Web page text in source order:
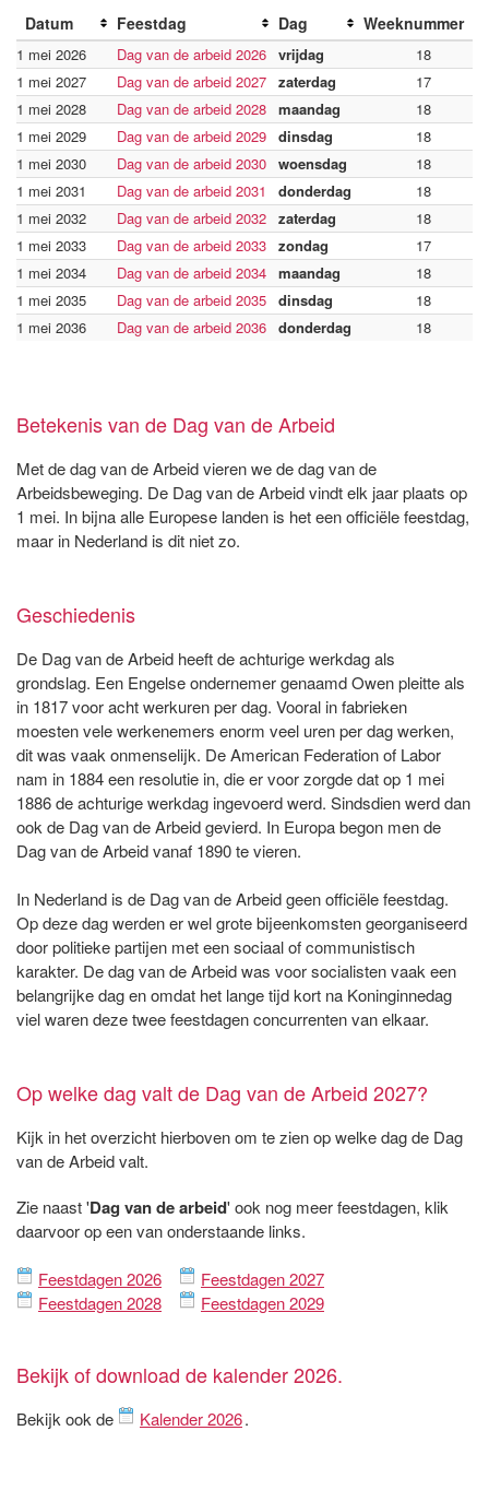
Datum Feestdag Dag Weeknummer
1 mei 2026 Dag van de arbeid 2026 vrijdag
18
1 mei 2027
Dag van de arbeid 2027 zaterdag
17
1 mei 2028
Dag van de arbeid 2028 maandag
18
1 mei 2029
Dag van de arbeid 2029 dinsdag
18
1 mei 2030
Dag van de arbeid 2030 woensdag
18
1 mei 2031
Dag van de arbeid 2031 donderdag
18
1 mei 2032
Dag van de arbeid 2032 zaterdag
18
1 mei 2033
Dag van de arbeid 2033 zondag
17
1 mei 2034
Dag van de arbeid 2034 maandag
18
1 mei 2035
Dag van de arbeid 2035 dinsdag
18
1 mei 2036
Dag van de arbeid 2036 donderdag 18
Betekenis van de Dag van de Arbeid
Met de dag van de Arbeid vieren we de dag van de
Arbeidsbeweging. De Dag van de Arbeid vindt elk jaar plaats op
1 mei. In bijna alle Europese landen is het een officiële feestdag,
maar in Nederland is dit niet zo.
Geschiedenis
De Dag van de Arbeid heeft de achturige werkdag als
grondslag. Een Engelse ondernemer genaamd Owen pleitte als
in 1817 voor acht werkuren per dag. Vooral in fabrieken
moesten vele werkenemers enorm veel uren per dag werken,
dit was vaak onmenselijk. De American Federation of Labor
nam in 1884 een resolutie in, die er voor zorgde dat op 1 mei
1886 de achturige werkdag ingevoerd werd. Sindsdien werd dan
ook de Dag van de Arbeid gevierd. In Europa begon men de
Dag van de Arbeid vanaf 1890 te vieren.
In Nederland is de Dag van de Arbeid geen officiële feestdag.
Op deze dag werden er wel grote bijeenkomsten georganiseerd
door politieke partijen met een sociaal of communistisch
karakter. De dag van de Arbeid was voor socialisten vaak een
belangrijke dag en omdat het lange tijd kort na Koninginnedag
viel waren deze twee feestdagen concurrenten van elkaar.
Op welke dag valt de Dag van de Arbeid 2027?
Kijk in het overzicht hierboven om te zien op welke dag de Dag
van de Arbeid valt.
Zie naast 'Dag van de arbeid' ook nog meer feestdagen, klik
daarvoor op een van onderstaande links.
Feestdagen 2026
Feestdagen 2027
Feestdagen 2028
Feestdagen 2029
Bekijk of download de kalender 2026.
Bekijk ook de Kalender 2026.